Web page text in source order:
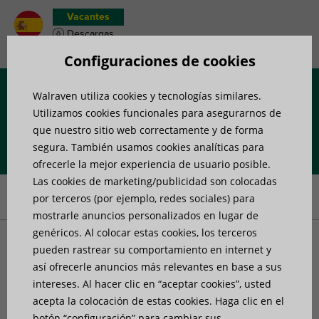
Vacantes
Descargas
Portada»productos»Sistemas de carriles»Accesorios para
carriles»Walraven RapidStrut® Tuercas soporte con pestañas
(BUP1000)
Walraven RapidStrut®
Tuercas soporte con
Configuraciones de cookies
Walraven utiliza cookies y tecnologías similares.
Utilizamos cookies funcionales para asegurarnos de
que nuestro sitio web correctamente y de forma
segura. También usamos cookies analíticas para
ofrecerle la mejor experiencia de usuario posible.
Las cookies de marketing/publicidad son colocadas
por terceros (por ejemplo, redes sociales) para
mostrarle anuncios personalizados en lugar de
genéricos. Al colocar estas cookies, los terceros
pueden rastrear su comportamiento en internet y
así ofrecerle anuncios más relevantes en base a sus
intereses. Al hacer clic en “aceptar cookies”, usted
acepta la colocación de estas cookies. Haga clic en el